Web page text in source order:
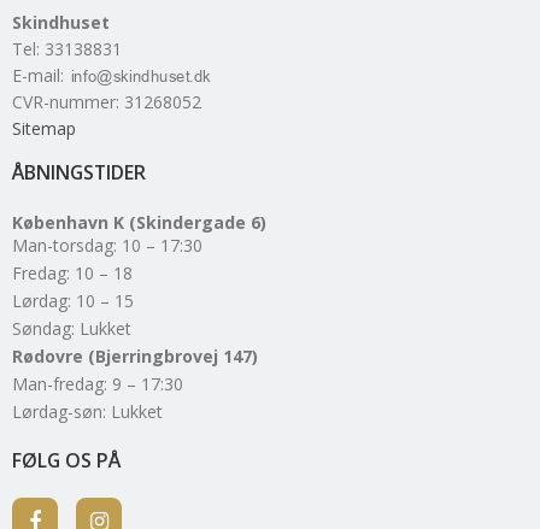
Skindhuset
Tel: 33138831
E-mail:
CVR-nummer: 31268052
Sitemap
ÅBNINGSTIDER
København K (Skindergade 6)
Man-torsdag: 10 – 17:30
Fredag: 10 – 18
Lørdag: 10 – 15
Søndag: Lukket
Rødovre (Bjerringbrovej 147)
Man-fredag: 9 – 17:30
Lørdag-søn: Lukket
FØLG OS PÅ